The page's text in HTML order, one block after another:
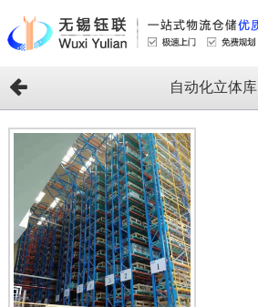
自动化立体库